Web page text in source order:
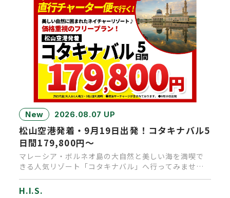
New 2026.08.07 UP
松山空港発着・9月19日出発！コタキナバル5
日間179,800円～
マレーシア・ボルネオ島の大自然と美しい海を満喫で
きる人気リゾート「コタキナバル」へ行ってみません
H.I.S.